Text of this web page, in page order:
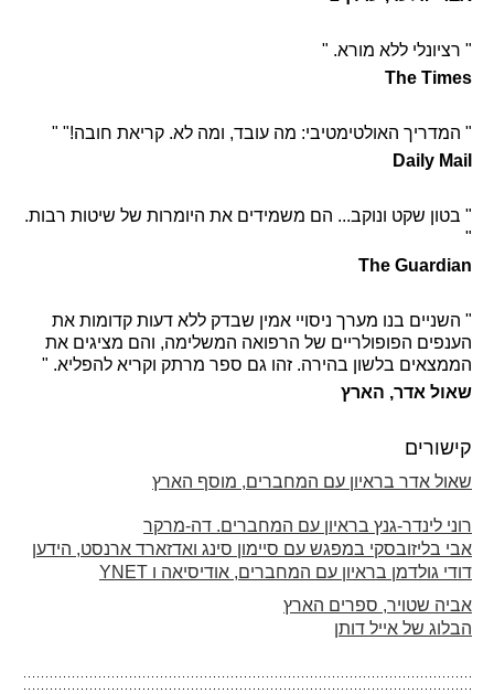
" רציונלי ללא מורא. "
The Times
" המדריך האולטימטיבי: מה עובד, ומה לא. קריאת חובה!" "
Daily Mail
" בטון שקט ונוקב... הם משמידים את היומרות של שיטות רבות.
"
The Guardian
" השניים בנו מערך ניסויי אמין שבדק ללא דעות קדומות את
הענפים הפופולריים של הרפואה המשלימה, והם מציגים את
הממצאים בלשון בהירה. זהו גם ספר מרתק וקריא להפליא. "
שאול אדר, הארץ
קישורים
שאול אדר בראיון עם המחברים, מוסף הארץ
רוני לינדר-גנץ בראיון עם המחברים. דה-מרקר
אבי בליזובסקי במפגש עם סיימון סינג ואדזארד ארנסט, הידען
דודי גולדמן בראיון עם המחברים, אודיסיאה ו YNET
אביה שטויר, ספרים הארץ
הבלוג של אייל דותן